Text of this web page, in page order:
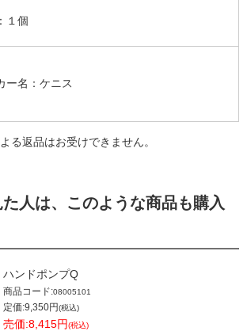
１個
ー名：ケニス
る返品はお受けできません。
人は、このような商品も購入
ハンドポンプQ
商品コード:08005101
定価:9,350円(税込)
売価:8,415円(税込)